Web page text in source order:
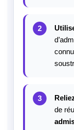
de